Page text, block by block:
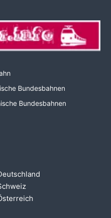
Bundesbahnen
Bundesbahnen